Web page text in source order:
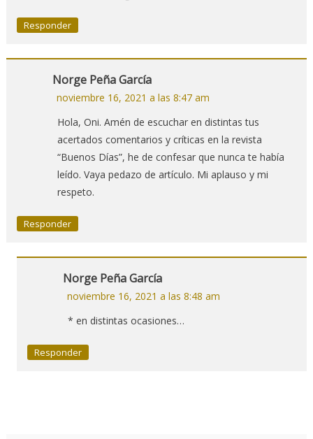
Responder
Norge Peña García
noviembre 16, 2021 a las 8:47 am
Hola, Oni. Amén de escuchar en distintas tus
acertados comentarios y críticas en la revista
“Buenos Días”, he de confesar que nunca te había
leído. Vaya pedazo de artículo. Mi aplauso y mi
respeto.
Responder
Norge Peña García
noviembre 16, 2021 a las 8:48 am
* en distintas ocasiones…
Responder